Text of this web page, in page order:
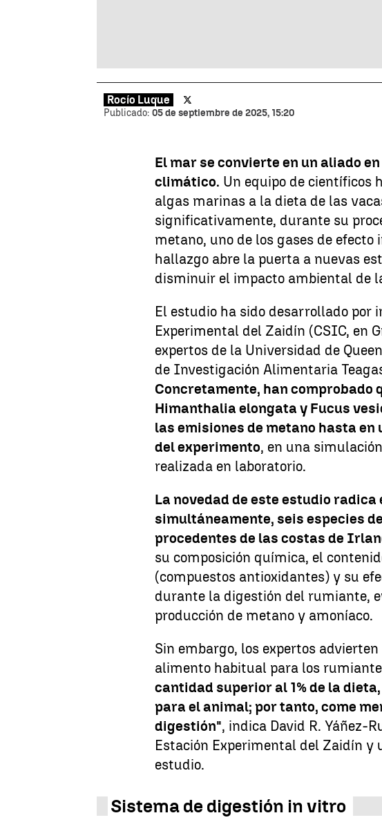
Rocío Luque
Publicado: 05 de septiembre de 2025, 15:20
El mar se convierte en un aliado
climático. Un equipo de científicos
algas marinas a la dieta de las
significativamente, durante su
metano, uno de los gases de
hallazgo abre la puerta a nuevas
disminuir el impacto ambiental de
El estudio ha sido desarrollado por
Experimental del Zaidín (CSIC, en
expertos de la Universidad de
de Investigación Alimentaria
Concretamente, han comprobado
Himanthalia elongata y Fucus
las emisiones de metano hasta en
del experimento, en una
realizada en laboratorio.
La novedad de este estudio radica
simultáneamente, seis especies
procedentes de las costas de
su composición química, el
(compuestos antioxidantes) y su
durante la digestión del rumiante,
producción de metano y amoníaco.
Sin embargo, los expertos
alimento habitual para los
cantidad superior al 1% de la
para el animal; por tanto, come
digestión", indica David R. Yáñez-
Estación Experimental del Zaidín y
estudio.
Sistema de digestión in vitro